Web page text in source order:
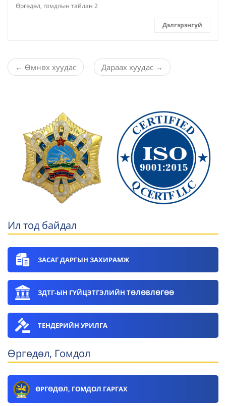
Өргөдөл, гомдлын тайлан 2
Дэлгэрэнгүй
← Өмнөх хуудас Дараах хуудас →
Ил тод байдал
ЗАСАГ ДАРГЫН ЗАХИРАМЖ
ЗДТГ-ЫН ГҮЙЦЭТГЭЛИЙН ТӨЛӨВЛӨГӨӨ
ТЕНДЕРИЙН УРИЛГА
Өргөдөл, Гомдол
ӨРГӨДӨЛ, ГОМДОЛ ГАРГАХ